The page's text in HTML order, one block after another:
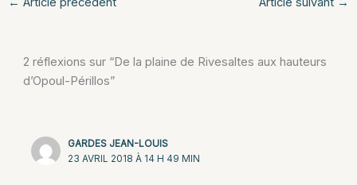
2 réflexions sur “De la plaine de Rivesaltes aux hauteurs
d’Opoul-Périllos”
GARDES JEAN-LOUIS
23 AVRIL 2018 À 14 H 49 MIN